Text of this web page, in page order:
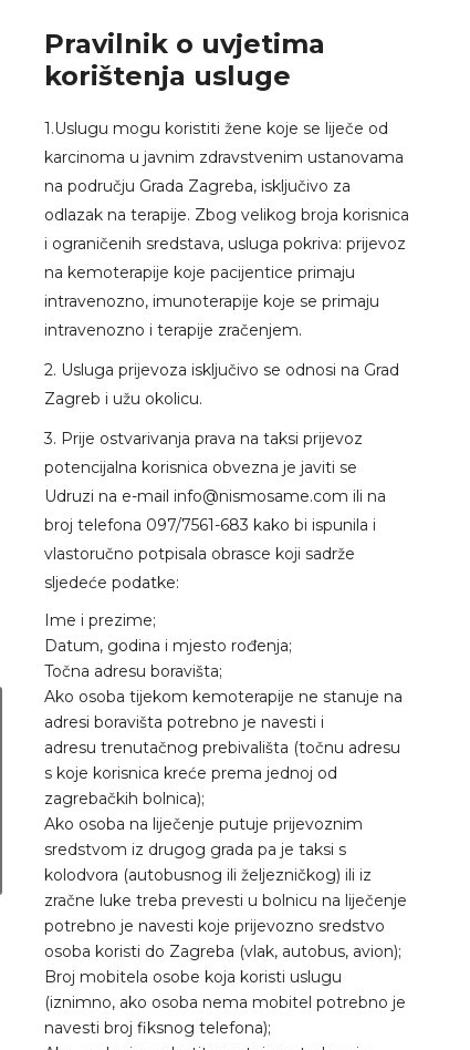
NISI SAMA - IDEŠ S NAMA!
PLIVA donirala 200.000
kuna udrugama koje brinu
o pacijentima, među
nagrađenima su i NISMO
SAME
dm
Nismo
Pravilnik o uvjetima
korištenja usluge
1.Uslugu mogu koristiti žene koje se liječe od
karcinoma u javnim zdravstvenim ustanovama
na području Grada Zagreba, isključivo za
odlazak na terapije. Zbog velikog broja korisnica
i ograničenih sredstava, usluga pokriva: prijevoz
na kemoterapije koje pacijentice primaju
intravenozno, imunoterapije koje se primaju
intravenozno i terapije zračenjem.
2. Usluga prijevoza isključivo se odnosi na Grad
Zagreb i užu okolicu.
3. Prije ostvarivanja prava na taksi prijevoz
potencijalna korisnica obvezna je javiti se
Udruzi na e-mail info@nismosame.com ili na
broj telefona 097/7561-683 kako bi ispunila i
vlastoručno potpisala obrasce koji sadrže
sljedeće podatke:
Ime i prezime;
Datum, godina i mjesto rođenja;
Točna adresu boravišta;
Ako osoba tijekom kemoterapije ne stanuje na
adresi boravišta potrebno je navesti i
adresu trenutačnog prebivališta (točnu adresu
s koje korisnica kreće prema jednoj od
zagrebačkih bolnica);
Ako osoba na liječenje putuje prijevoznim
sredstvom iz drugog grada pa je taksi s
kolodvora (autobusnog ili željezničkog) ili iz
zračne luke treba prevesti u bolnicu na liječenje
potrebno je navesti koje prijevozno sredstvo
osoba koristi do Zagreba (vlak, autobus, avion);
Broj mobitela osobe koja koristi uslugu
(iznimno, ako osoba nema mobitel potrebno je
navesti broj fiksnog telefona);